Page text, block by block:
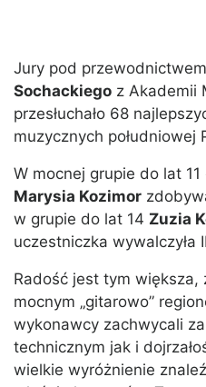
Jury pod przewodnictwem
Sochackiego z Akademii
przesłuchało 68
muzycznych południowej
W mocnej grupie do lat
Marysia Kozimor
w grupie do lat 14 Zuzia
uczestniczka wywalczyła
Radość jest tym większa,
mocnym „gitarowo”
wykonawcy zachwycali
technicznym jak i
wielkie wyróżnienie